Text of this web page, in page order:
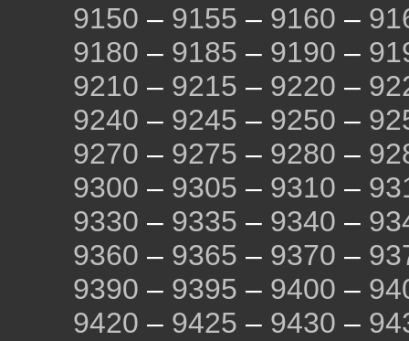
9150 – 9155 – 9160 –
9180 – 9185 – 9190 –
9210 – 9215 – 9220 –
9240 – 9245 – 9250 –
9270 – 9275 – 9280 –
9300 – 9305 – 9310 –
9330 – 9335 – 9340 –
9360 – 9365 – 9370 –
9390 – 9395 – 9400 –
9420 – 9425 – 9430 –